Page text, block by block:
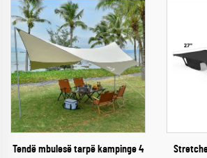
Tendë mbulesë tarpë kampinge 4